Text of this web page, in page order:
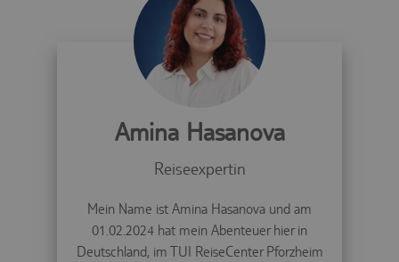
Amina Hasanova
Reiseexpertin
Mein Name ist Amina Hasanova und am
01.02.2024 hat mein Abenteuer hier in
Deutschland, im TUI ReiseCenter Pforzheim